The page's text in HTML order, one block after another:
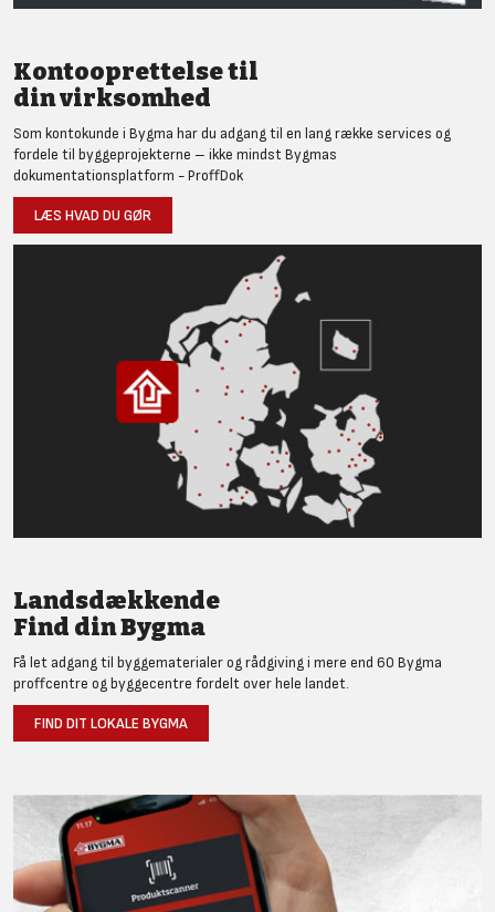
Kontooprettelse til
din virksomhed
Som kontokunde i Bygma har du adgang til en lang række services og
fordele til byggeprojekterne – ikke mindst Bygmas
dokumentationsplatform - ProffDok
LÆS HVAD DU GØR
Landsdækkende
Find din Bygma
Få let adgang til byggematerialer og rådgiving i mere end 60 Bygma
proffcentre og byggecentre fordelt over hele landet.
FIND DIT LOKALE BYGMA